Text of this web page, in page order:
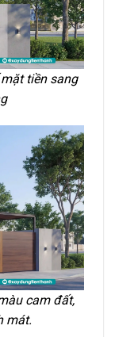
tiền sang
cam đất,
mát.